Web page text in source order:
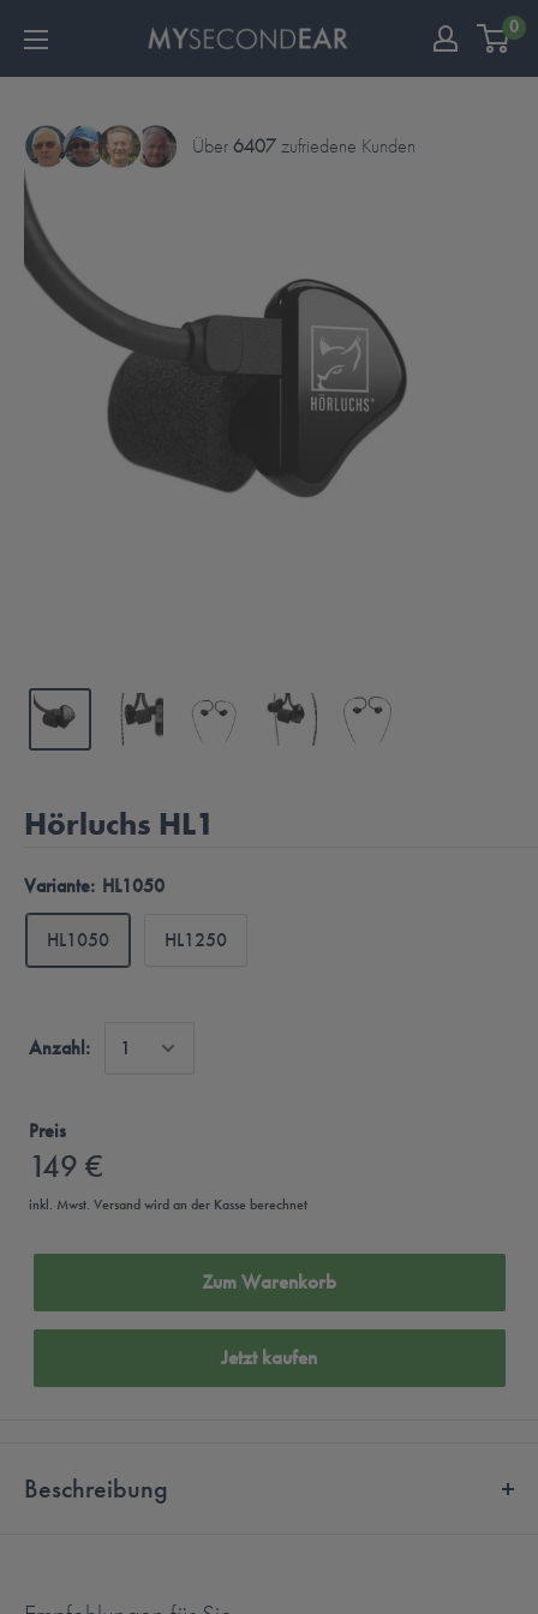
0
Über 6407 zufriedene Kunden
Hörluchs HL1
Variante: HL1050
HL1050 HL1250
Preis
149 €
inkl. Mwst. Versand wird an der Kasse berechnet
Anzahl:
Zum Warenkorb
Jetzt kaufen
Beschreibung
Die HL1 In-Ears von Hörluchs bieten Ihnen ein unvergessliches